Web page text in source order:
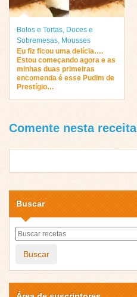
Bolos e Tortas, Doces e
Sobremesas, Mousses
Eu fiz ficou uma delícia….
Estou começando agora e as
minhas duas primeiras
encomenda é esse Pudim de
Prestígio…
Comente nesta receita
Buscar
Buscar